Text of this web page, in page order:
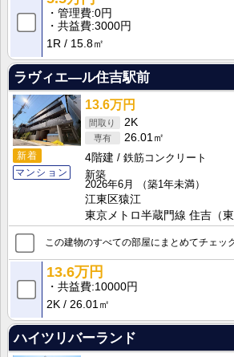
管理費 0円
共益費 3000円
1R
15.8㎡
ラヴィエ―ル住吉駅前
新着
マンション
13.6万円
2K
26.01㎡
4階建
鉄筋コンクリート
新築
2026年6月
（築1年未満）
江東区猿江
東京メトロ半蔵門線 住吉（
この建物のすべての部屋にまとめてチェッ
13.6万円
共益費 10000円
2K
26.01㎡
ハイツリバーランド